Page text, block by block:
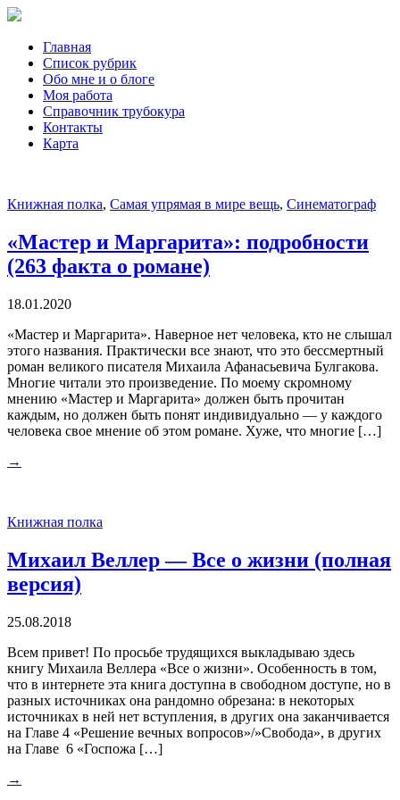
Главная
Список рубрик
Обо мне и о блоге
Моя работа
Справочник трубокура
Контакты
Карта
Книжная полка, Самая упрямая в мире вещь, Синематограф
«Мастер и Маргарита»: подробности
(263 факта о романе)
18.01.2020
«Мастер и Маргарита». Наверное нет человека, кто не слышал
этого названия. Практически все знают, что это бессмертный
роман великого писателя Михаила Афанасьевича Булгакова.
Многие читали это произведение. По моему скромному
мнению «Мастер и Маргарита» должен быть прочитан
каждым, но должен быть понят индивидуально — у каждого
человека свое мнение об этом романе. Хуже, что многие […]
→
Книжная полка
Михаил Веллер — Все о жизни (полная
версия)
25.08.2018
Всем привет! По просьбе трудящихся выкладываю здесь
книгу Михаила Веллера «Все о жизни». Особенность в том,
что в интернете эта книга доступна в свободном доступе, но в
разных источниках она рандомно обрезана: в некоторых
источниках в ней нет вступления, в других она заканчивается
на Главе 4 «Решение вечных вопросов»/»Свобода», в других
на Главе 6 «Госпожа […]
→